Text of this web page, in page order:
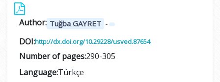
Author: Tuğba GAYRET -
DOI:http://dx.doi.org/10.29228/usved.87654
Number of pages:290-305
Language:Türkçe